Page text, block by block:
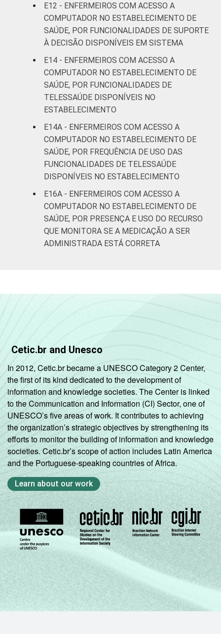
E12 - ENFERMEIROS COM ACESSO A
COMPUTADOR NO ESTABELECIMENTO DE
SAÚDE, POR FUNCIONALIDADES DE SUPORTE
À DECISÃO DISPONÍVEIS EM SISTEMA
E14 - ENFERMEIROS COM ACESSO A
COMPUTADOR NO ESTABELECIMENTO DE
SAÚDE, POR FUNCIONALIDADES DE
TELESSAÚDE DISPONÍVEIS NO
ESTABELECIMENTO
E14A - ENFERMEIROS COM ACESSO A
COMPUTADOR NO ESTABELECIMENTO DE
SAÚDE, POR FREQUÊNCIA DE USO DAS
FUNCIONALIDADES DE TELESSAÚDE
DISPONÍVEIS NO ESTABELECIMENTO
E16A - ENFERMEIROS COM ACESSO A
COMPUTADOR NO ESTABELECIMENTO DE
SAÚDE, POR PRESENÇA E USO DO RECURSO
QUE MONITORA SE A MEDICAÇÃO A SER
ADMINISTRADA ESTÁ CORRETA
Cetic.br and Unesco
In 2012, Cetic.br became a UNESCO Category 2 Center,
the first of its kind dedicated to the development of
information and knowledge societies. The Center is linked
to the Communication and Information (CI) Sector, one of
UNESCO’s five areas of work. It contributes to achieving
the organization’s strategic objectives by strengthening its
efforts to monitor the building of information and knowledge
societies. Cetic.br’s scope of action includes Latin America
and the Portuguese-speaking countries of Africa.
Learn about our work